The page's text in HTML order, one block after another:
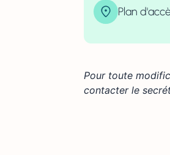
Plan
−
Pour toute
contacter le